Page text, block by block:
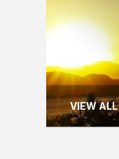
VIEW